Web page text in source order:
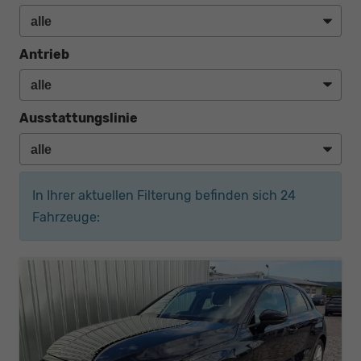
Antrieb
Ausstattungslinie
In Ihrer aktuellen Filterung befinden sich 24
Fahrzeuge: